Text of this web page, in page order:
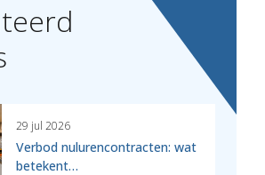
29 jul 2026
Verbod nulurencontracten: wat
betekent…